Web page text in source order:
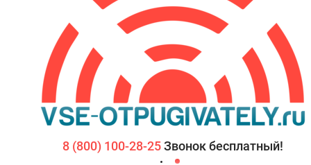
8 (800) 100-28-25Звонок бесплатный!